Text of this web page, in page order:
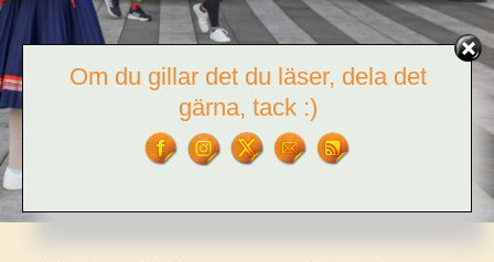
Om du gillar det du läser, dela det
gärna, tack :)